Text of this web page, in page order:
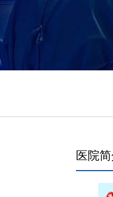
医院